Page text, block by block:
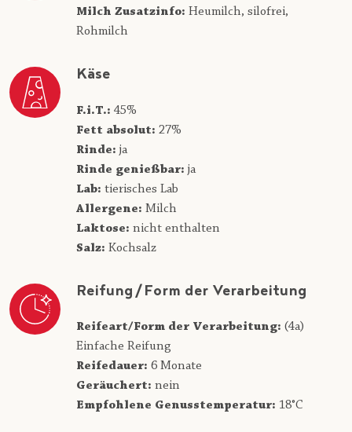
Milch Zusatzinfo: Heumilch, silofrei,
Rohmilch
Käse
F.i.T.: 45%
Fett absolut: 27%
Rinde: ja
Rinde genießbar: ja
Lab: tierisches Lab
Allergene: Milch
Laktose: nicht enthalten
Salz: Kochsalz
Reifung/Form der Verarbeitung
Reifeart/Form der Verarbeitung: (4a)
Einfache Reifung
Reifedauer: 6 Monate
Geräuchert: nein
Empfohlene Genusstemperatur: 18°C